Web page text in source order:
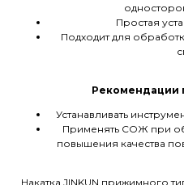
Простая
Подходит для
Рекомендации
Устанавливать
Применять СОЖ при
повышения качества
Накатка JINKUN прижимного